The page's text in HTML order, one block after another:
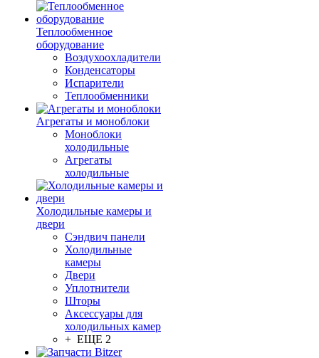
Теплообменное
оборудование
Воздухоохладители
Конденсаторы
Испарители
Теплообменники
Агрегаты и моноблоки
Моноблоки
холодильные
Агрегаты
холодильные
Холодильные камеры и
двери
Сэндвич панели
Холодильные
камеры
Двери
Уплотнители
Шторы
Аксессуары для
холодильных камер
+ ЕЩЕ 2